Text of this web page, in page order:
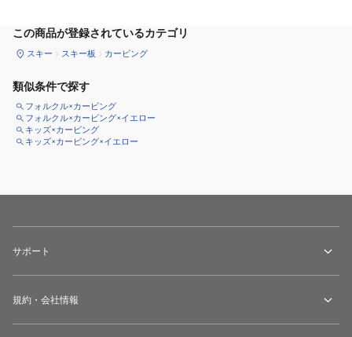
この商品が登録されているカテゴリ
スキー スキー板 カービング
類似条件で探す
フォルクル×カービング
フォルクル×カービング×イエロー
キッズ×カービング
キッズ×カービング×イエロー
サポート
規約・会社情報